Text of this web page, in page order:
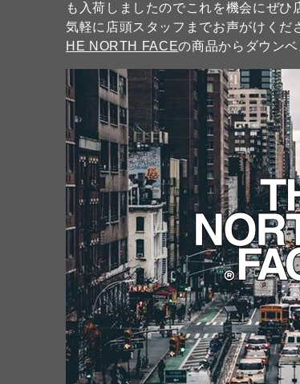
も入荷しましたのでこれを機会にぜ
気軽に店頭スタッフまでお声がけくだ
HE NORTH FACEの商品からダウン